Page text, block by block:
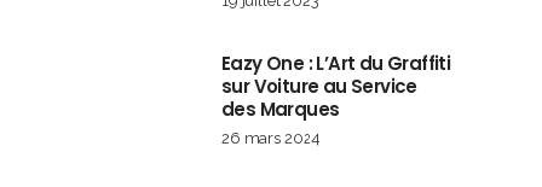
Eazy One : L’Art du Graffiti
sur Voiture au Service
des Marques
26 mars 2024